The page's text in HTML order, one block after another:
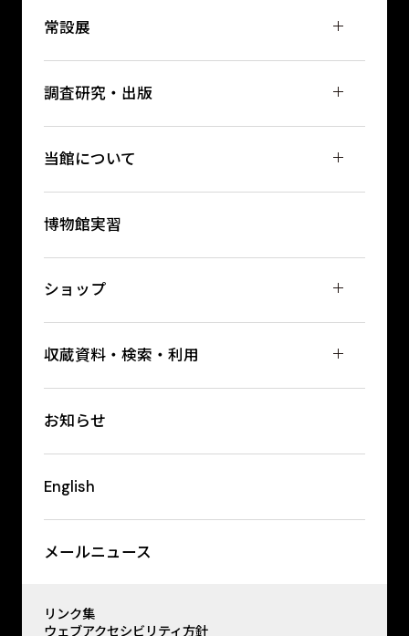
常設展
調査研究・出版
当館について
博物館実習
ショップ
収蔵資料・検索・利用
お知らせ
English
メールニュース
リンク集
ウェブアクセシビリティ方針